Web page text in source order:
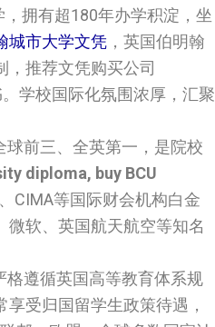
拥有超180年办学积淀，坐
城市大学‌‌‌‌‌文凭 ，英国伯明翰
，推荐文凭购买公司
学校国际化氛围浓厚，汇聚
前三、全英第一，是院校
diploma, buy BCU
CIMA等国际财会机构白金
软、英国航天航空等知名
格遵循英国高等教育体系规
受归国留学生政策待遇，